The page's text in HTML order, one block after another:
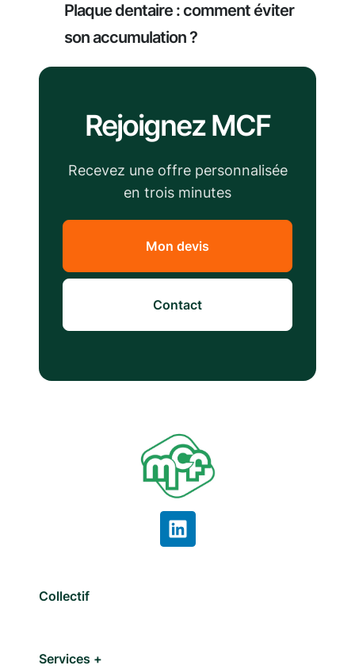
Plaque dentaire : comment éviter
son accumulation ?
Rejoignez MCF
Recevez une offre personnalisée
en trois minutes
Mon devis
Contact
Collectif
Services +